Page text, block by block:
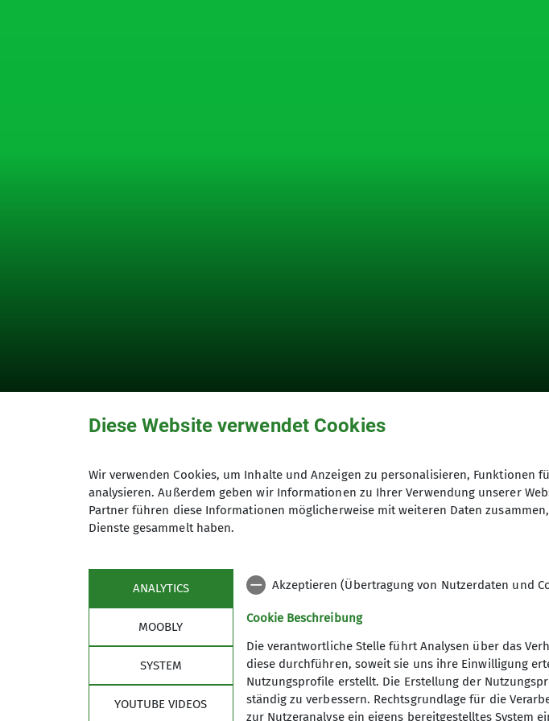
Achtung ! Aktuelle
24.02.2026
News
Kreuzungsbereich Bergstraße und Weiherweg (Petersberg) bis
Diese Website verwendet Cookies
Wir verwenden Cookies, um Inhalte und Anzeigen zu personalisieren,
analysieren. Außerdem geben wir Informationen zu Ihrer Verwendung unserer
Partner führen diese Informationen möglicherweise mit weiteren Daten
Dienste gesammelt haben.
ANALYTICS
MOOBLY
SYSTEM
YOUTUBE VIDEOS
Akzeptieren (Übertragung von Nutzerdaten und
Cookie Beschreibung
Die verantwortliche Stelle führt Analysen über das
diese durchführen, soweit sie uns ihre Einwilligung
Nutzungsprofile erstellt. Die Erstellung der
ständig zu verbessern. Rechtsgrundlage für die
zur Nutzeranalyse ein eigens bereitgestelltes System